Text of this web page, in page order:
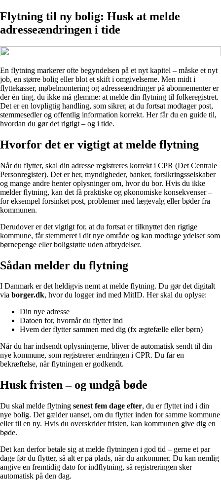
Flytning til ny bolig: Husk at melde
adresseændringen i tide
En flytning markerer ofte begyndelsen på et nyt kapitel – måske et nyt
job, en større bolig eller blot et skift i omgivelserne. Men midt i
flyttekasser, møbelmontering og adresseændringer på abonnementer er
der én ting, du ikke må glemme: at melde din flytning til folkeregistret.
Det er en lovpligtig handling, som sikrer, at du fortsat modtager post,
stemmesedler og offentlig information korrekt. Her får du en guide til,
hvordan du gør det rigtigt – og i tide.
Hvorfor det er vigtigt at melde flytning
Når du flytter, skal din adresse registreres korrekt i CPR (Det Centrale
Personregister). Det er her, myndigheder, banker, forsikringsselskaber
og mange andre henter oplysninger om, hvor du bor. Hvis du ikke
melder flytning, kan det få praktiske og økonomiske konsekvenser –
for eksempel forsinket post, problemer med lægevalg eller bøder fra
kommunen.
Derudover er det vigtigt for, at du fortsat er tilknyttet den rigtige
kommune, får stemmeret i dit nye område og kan modtage ydelser som
børnepenge eller boligstøtte uden afbrydelser.
Sådan melder du flytning
I Danmark er det heldigvis nemt at melde flytning. Du gør det digitalt
via borger.dk, hvor du logger ind med MitID. Her skal du oplyse:
Din nye adresse
Datoen for, hvornår du flytter ind
Hvem der flytter sammen med dig (fx ægtefælle eller børn)
Når du har indsendt oplysningerne, bliver de automatisk sendt til din
nye kommune, som registrerer ændringen i CPR. Du får en
bekræftelse, når flytningen er godkendt.
Husk fristen – og undgå bøde
Du skal melde flytning senest fem dage efter, du er flyttet ind i din
nye bolig. Det gælder uanset, om du flytter inden for samme kommune
eller til en ny. Hvis du overskrider fristen, kan kommunen give dig en
bøde.
Det kan derfor betale sig at melde flytningen i god tid – gerne et par
dage før du flytter, så alt er på plads, når du ankommer. Du kan nemlig
angive en fremtidig dato for indflytning, så registreringen sker
automatisk på den dag.